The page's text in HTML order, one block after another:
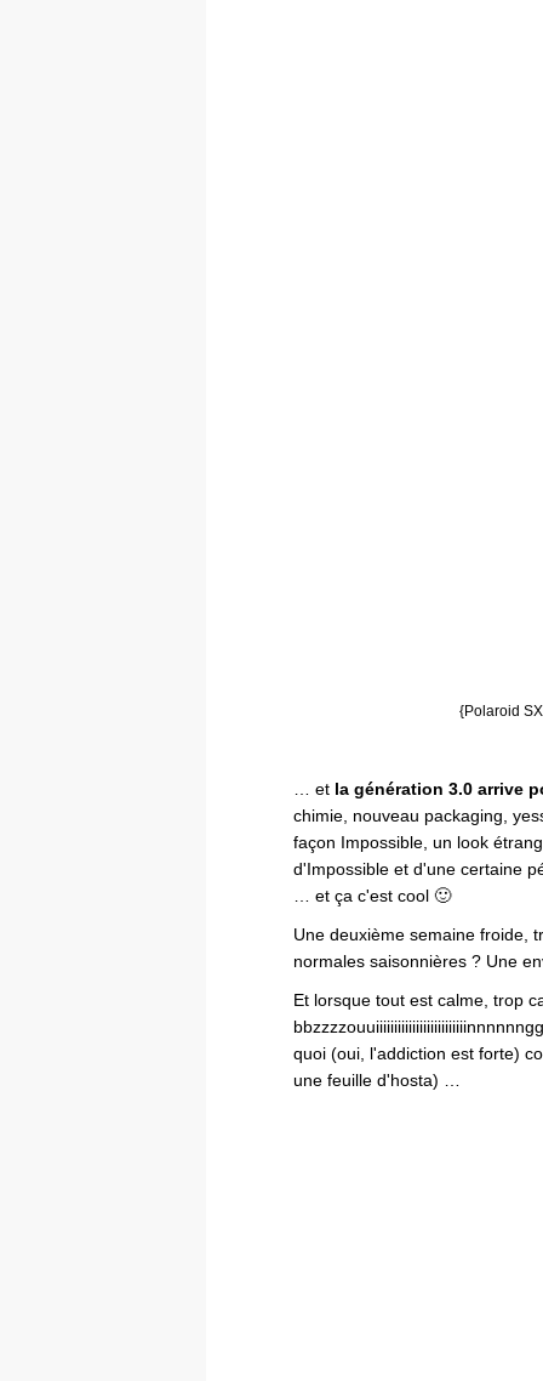
{Polaroid
… et la génération 3.0 arrive
chimie, nouveau packaging,
façon Impossible, un look
d'Impossible et d'une certaine
… et ça c'est cool 🙂
Une deuxième semaine froide,
normales saisonnières ? Une
Et lorsque tout est calme, trop
quoi (oui, l'addiction est forte)
une feuille d'hosta) …